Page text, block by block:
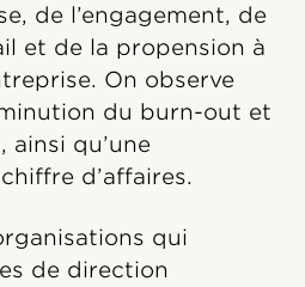
de l’engagement, de
et de la propension à
On observe
du burn-out et
ainsi qu’une
d’affaires.
qui
de direction